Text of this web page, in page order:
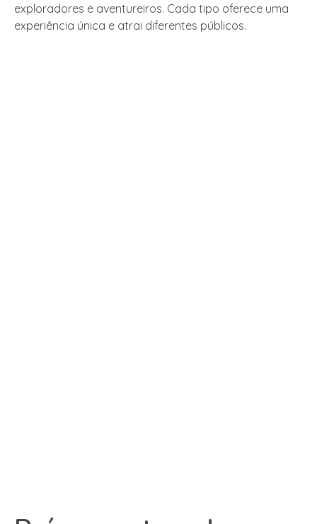
exploradores e aventureiros. Cada tipo oferece uma
experiência única e atrai diferentes públicos.